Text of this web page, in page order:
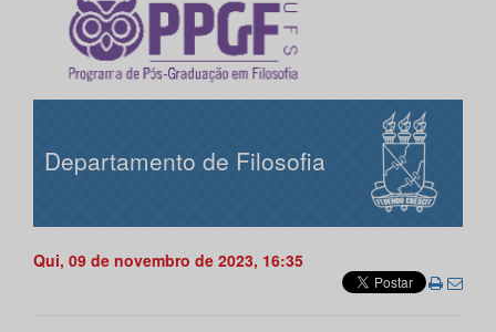
Departamento de Filosofia
Qui, 09 de novembro de 2023, 16:35